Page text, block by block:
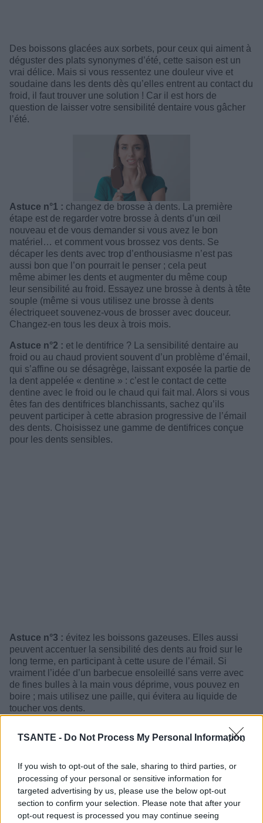
TSANTE - Do Not Process My Personal Information
If you wish to opt-out of the sale, sharing to third parties, or
processing of your personal or sensitive information for
targeted advertising by us, please use the below opt-out
section to confirm your selection. Please note that after your
opt-out request is processed you may continue seeing
Des boissons glacées aux sorbets, pour ceux qui aiment à
déguster des plats synonymes d’été, cette saison est un
vrai délice. Mais si vous ressentez une douleur vive et
soudaine dans les dents dès qu’elles entrent au contact du
froid, il faut trouver une solution ! Car il est hors de
question de laisser votre sensibilité dentaire vous gâcher
l’été.
Astuce n°1 : changez de brosse à dents. La première
étape est de regarder votre brosse à dents d’un œil
nouveau et de vous demander si vous avez le bon
matériel… et comment vous brossez vos dents. Se
décaper les dents avec trop d’enthousiasme n’est pas
aussi bon que l’on pourrait le penser ; cela peut
même abimer les dents et augmenter du même coup
leur sensibilité au froid. Essayez une brosse à dents à tête
souple (même si vous utilisez une brosse à dents
électriqueet souvenez-vous de brosser avec douceur.
Changez-en tous les deux à trois mois.
Astuce n°2 : et le dentifrice ? La sensibilité dentaire au
froid ou au chaud provient souvent d’un problème d’émail,
qui s’affine ou se désagrège, laissant exposée la partie de
la dent appelée « dentine » : c’est le contact de cette
dentine avec le froid ou le chaud qui fait mal. Alors si vous
êtes fan des dentifrices blanchissants, sachez qu’ils
peuvent participer à cette abrasion progressive de l’émail
des dents. Choisissez une gamme de dentifrices conçue
pour les dents sensibles.
Astuce n°3 : évitez les boissons gazeuses. Elles aussi
peuvent accentuer la sensibilité des dents au froid sur le
long terme, en participant à cette usure de l’émail. Si
vraiment l’idée d’un barbecue ensoleillé sans verre avec
de fines bulles à la main vous déprime, vous pouvez en
boire ; mais utilisez une paille, qui évitera au liquide de
toucher vos dents.
immédiatement après le repas, ou en tout cas pas après
les nourritures et les boissons acides (comme les fruits ou
le vin). L’acide va ramollir l’émail et rendre les dents
encore plus sensibles, alors patientez un peu.